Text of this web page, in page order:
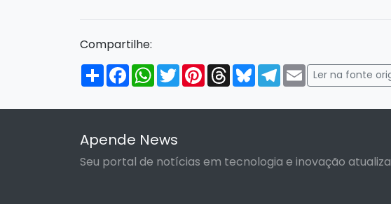
Compartilhe:
Compartilhar
FacebookWhatsApp
TwitterPinterestThreadsBlueskyTelegram
Email
Ler na fonte
Apende News
Seu portal de notícias em tecnologia e inovação